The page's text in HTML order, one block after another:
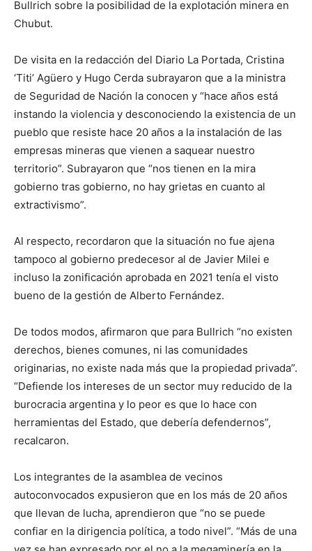
Bullrich sobre la posibilidad de la explotación minera en
Chubut.
De visita en la redacción del Diario La Portada, Cristina
‘Titi’ Agüero y Hugo Cerda subrayaron que a la ministra
de Seguridad de Nación la conocen y “hace años está
instando la violencia y desconociendo la existencia de un
pueblo que resiste hace 20 años a la instalación de las
empresas mineras que vienen a saquear nuestro
territorio”. Subrayaron que “nos tienen en la mira
gobierno tras gobierno, no hay grietas en cuanto al
extractivismo”.
Al respecto, recordaron que la situación no fue ajena
tampoco al gobierno predecesor al de Javier Milei e
incluso la zonificación aprobada en 2021 tenía el visto
bueno de la gestión de Alberto Fernández.
De todos modos, afirmaron que para Bullrich “no existen
derechos, bienes comunes, ni las comunidades
originarias, no existe nada más que la propiedad privada”.
“Defiende los intereses de un sector muy reducido de la
burocracia argentina y lo peor es que lo hace con
herramientas del Estado, que debería defendernos”,
recalcaron.
Los integrantes de la asamblea de vecinos
autoconvocados expusieron que en los más de 20 años
que llevan de lucha, aprendieron que “no se puede
confiar en la dirigencia política, a todo nivel”. “Más de una